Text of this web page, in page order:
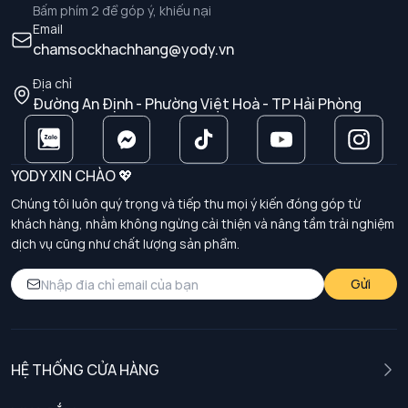
hàng ngày, có thể đáp ứng được rất nhiều những điều
kiện thể dục, thể thao trong nhiều điều kiện môi
trường khác nhau. Bộ đồ thể thao cho nam thường có
thiết kế thoải mái, rộng rãi và đặc biệt là co giãn vô
cùng tốt.
Bấm phím 2 để góp ý, khiếu nại
Email
chamsockhachhang@yody.vn
Địa chỉ
Đường An Định - Phường Việt Hoà - TP Hải Phòng
YODY XIN CHÀO 💖
Chúng tôi luôn quý trọng và tiếp thu mọi ý kiến đóng góp từ
khách hàng, nhằm không ngừng cải thiện và nâng tầm trải nghiệm
dịch vụ cũng như chất lượng sản phẩm.
Gửi
HỆ THỐNG CỬA HÀNG